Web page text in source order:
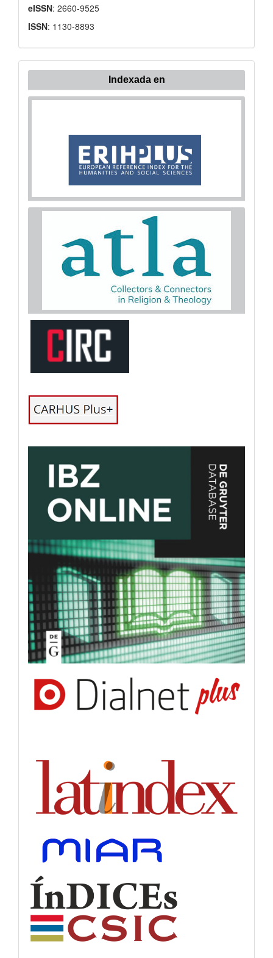
eISSN: 2660-9525
ISSN: 1130-8893
Indexada en